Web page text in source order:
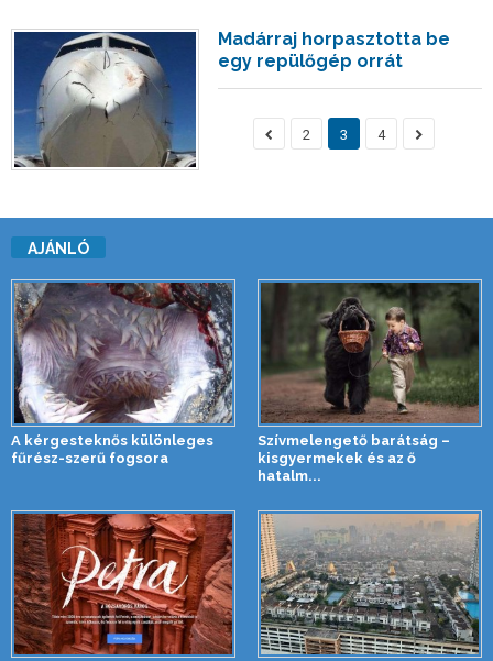
Madárraj horpasztotta be
egy repülőgép orrát
2 3 4
AJÁNLÓ
A kérgesteknős különleges
fűrész-szerű fogsora
Szívmelengető barátság –
kisgyermekek és az ő
hatalm...